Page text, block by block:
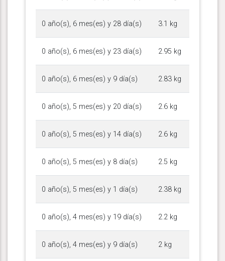
0 año(s), 6 mes(es) y 28 día(s) 3.1 kg
0 año(s), 6 mes(es) y 23 día(s) 2.95 kg
0 año(s), 6 mes(es) y 9 día(s) 2.83 kg
0 año(s), 5 mes(es) y 20 día(s) 2.6 kg
0 año(s), 5 mes(es) y 14 día(s) 2.6 kg
0 año(s), 5 mes(es) y 8 día(s) 2.5 kg
0 año(s), 5 mes(es) y 1 día(s) 2.38 kg
0 año(s), 4 mes(es) y 19 día(s) 2.2 kg
0 año(s), 4 mes(es) y 9 día(s) 2 kg